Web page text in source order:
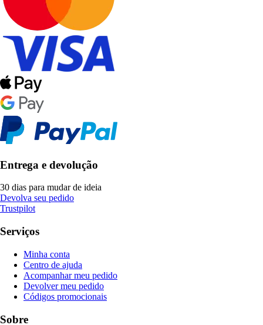
Entrega e devolução
30 dias para mudar de ideia
Devolva seu pedido
Trustpilot
Serviços
Minha conta
Centro de ajuda
Acompanhar meu pedido
Devolver meu pedido
Códigos promocionais
Sobre